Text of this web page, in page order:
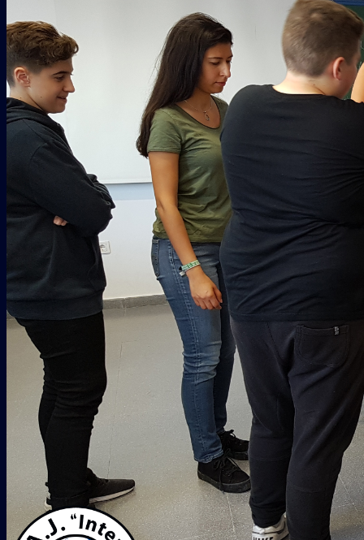
Galería
COLABORADORES
CONTACTO